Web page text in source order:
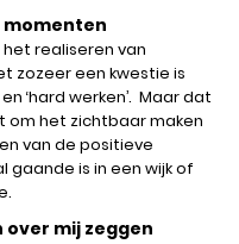
momenten
realiseren van
zozeer een kwestie is
en ‘hard werken’. Maar dat
om het zichtbaar maken
van de positieve
gaande is in een wijk of
mij zeggen